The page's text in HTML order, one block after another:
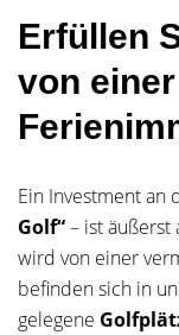
Erfüllen
von
Ein Investment an
Golf“– ist
wird von einer
befinden sich in
gelegene